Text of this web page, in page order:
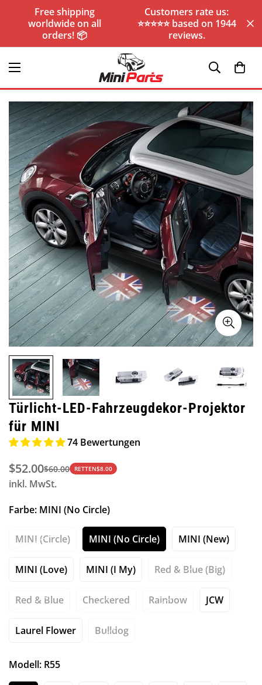
Free shipping
worldwide on all
orders! 📦
Customers rate us:
⭐️⭐️⭐️⭐️⭐️ based on 1944
reviews.
Türlicht-LED-Fahrzeugdekor-Projektor
für MINI
74 Bewertungen
Verkaufspreis
$52.00
Regulärer
Preis
$60.00 RETTEN$8.00
inkl. MwSt.
Farbe: MINI (No Circle)
MINI (Circle) MINI (No Circle) MINI (New)
MINI (Love) MINI (I My) Red & Blue (Big)
Red & Blue Checkered Rainbow JCW
Laurel Flower Bulldog
Modell: R55